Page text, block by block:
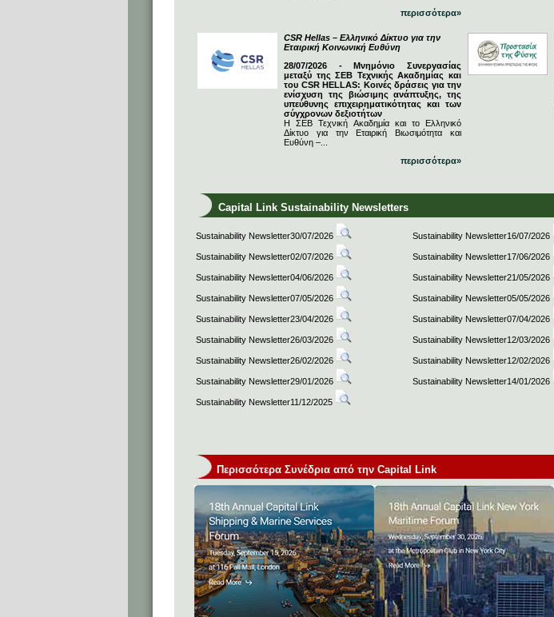
περισσότερα»
CSR Hellas – Ελληνικό Δίκτυο για την
Εταιρική Κοινωνική Ευθύνη
28/07/2026 - Μνημόνιο Συνεργασίας
μεταξύ της ΣΕΒ Τεχνικής Ακαδημίας και
του CSR HELLAS: Κοινές δράσεις για την
ενίσχυση της βιώσιμης ανάπτυξης, της
υπεύθυνης επιχειρηματικότητας και των
σύγχρονων δεξιοτήτων
Η ΣΕΒ Τεχνική Ακαδημία και το Ελληνικό
Δίκτυο για την Εταιρική Βιωσιμότητα και
Ευθύνη –...
περισσότερα»
Capital Link Sustainability Newsletters
Sustainability Newsletter30/07/2026 Sustainability Newsletter16/07/2026
Sustainability Newsletter02/07/2026 Sustainability Newsletter17/06/2026
Sustainability Newsletter04/06/2026 Sustainability Newsletter21/05/2026
Sustainability Newsletter07/05/2026 Sustainability Newsletter05/05/2026
Sustainability Newsletter23/04/2026 Sustainability Newsletter07/04/2026
Sustainability Newsletter26/03/2026 Sustainability Newsletter12/03/2026
Sustainability Newsletter26/02/2026 Sustainability Newsletter12/02/2026
Sustainability Newsletter29/01/2026 Sustainability Newsletter14/01/2026
Sustainability Newsletter11/12/2025
Περισσότερα Συνέδρια από την Capital Link